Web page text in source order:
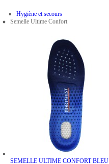
Hygiène et secours
Semelle Ultime Confort
SEMELLE ULTIME CONFORT BLEU